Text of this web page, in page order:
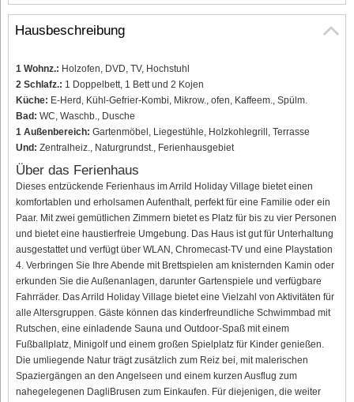
Hausbeschreibung
1 Wohnz.: Holzofen, DVD, TV, Hochstuhl
2 Schlafz.: 1 Doppelbett, 1 Bett und 2 Kojen
Küche: E-Herd, Kühl-Gefrier-Kombi, Mikrow., ofen, Kaffeem., Spülm.
Bad: WC, Waschb., Dusche
1 Außenbereich: Gartenmöbel, Liegestühle, Holzkohlegrill, Terrasse
Und: Zentralheiz., Naturgrundst., Ferienhausgebiet
Über das Ferienhaus
Dieses entzückende Ferienhaus im Arrild Holiday Village bietet einen
komfortablen und erholsamen Aufenthalt, perfekt für eine Familie oder ein
Paar. Mit zwei gemütlichen Zimmern bietet es Platz für bis zu vier Personen
und bietet eine haustierfreie Umgebung. Das Haus ist gut für Unterhaltung
ausgestattet und verfügt über WLAN, Chromecast-TV und eine Playstation
4. Verbringen Sie Ihre Abende mit Brettspielen am knisternden Kamin oder
erkunden Sie die Außenanlagen, darunter Gartenspiele und verfügbare
Fahrräder. Das Arrild Holiday Village bietet eine Vielzahl von Aktivitäten für
alle Altersgruppen. Gäste können das kinderfreundliche Schwimmbad mit
Rutschen, eine einladende Sauna und Outdoor-Spaß mit einem
Fußballplatz, Minigolf und einem großen Spielplatz für Kinder genießen.
Die umliegende Natur trägt zusätzlich zum Reiz bei, mit malerischen
Spaziergängen an den Angelseen und einem kurzen Ausflug zum
nahegelegenen DagliBrusen zum Einkaufen. Für diejenigen, die weiter